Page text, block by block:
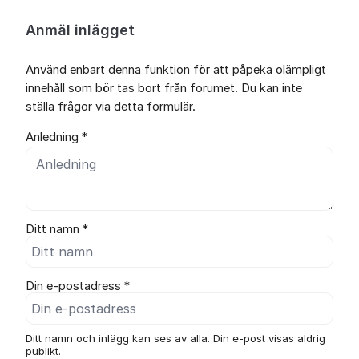
Anmäl inlägget
Använd enbart denna funktion för att påpeka olämpligt
innehåll som bör tas bort från forumet. Du kan inte
ställa frågor via detta formulär.
Anledning *
Ditt namn *
Din e-postadress *
Ditt namn och inlägg kan ses av alla. Din e-post visas aldrig
publikt.